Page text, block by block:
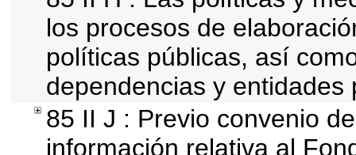
los procesos de
políticas públicas, así
dependencias y entidades
85 II J : Previo convenio
información relativa al